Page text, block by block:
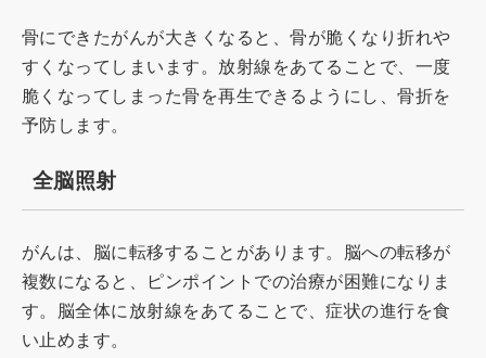
骨にできたがんが大きくなると、骨が脆くなり折れや
すくなってしまいます。放射線をあてることで、一度
脆くなってしまった骨を再生できるようにし、骨折を
予防します。
全脳照射
がんは、脳に転移することがあります。脳への転移が
複数になると、ピンポイントでの治療が困難になりま
す。脳全体に放射線をあてることで、症状の進行を食
い止めます。